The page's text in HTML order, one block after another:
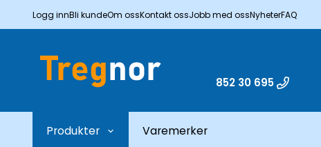
Logg innBli kundeOm ossKontakt ossJobb med ossNyheterFAQ
852 30 695
Produkter Varemerker